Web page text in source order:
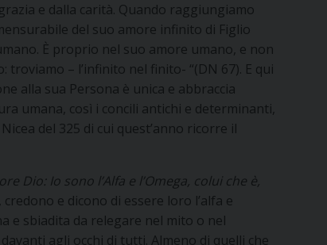
e dalla carità. Quando raggiungiamo
del suo amore infinito di Figlio
È proprio nel suo amore umano, e non
– l’infinito nel finito- “(DN 67). E qui
alla sua Persona è unica e abbraccia
umana, così i concili antichi e determinanti,
del 325 di cui quest’anno ricorre il
Dio: Io sono l’Alfa e l’Omega, colui che è,
e dicono di essere loro l’alfa e
e sbiadita da relegare nel mito o nel
agli occhi di tutti. Almeno di quelli che